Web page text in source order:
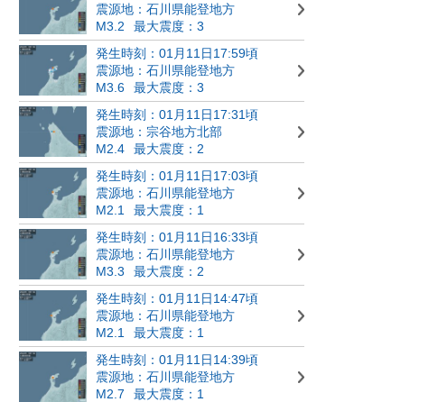
震源地：石川県能登地方
M3.2
最大震度：3
発生時刻：01月11日17:59頃
震源地：石川県能登地方
M3.6
最大震度：3
発生時刻：01月11日17:31頃
震源地：宗谷地方北部
M2.4
最大震度：2
発生時刻：01月11日17:03頃
震源地：石川県能登地方
M2.1
最大震度：1
発生時刻：01月11日16:33頃
震源地：石川県能登地方
M3.3
最大震度：2
発生時刻：01月11日14:47頃
震源地：石川県能登地方
M2.1
最大震度：1
発生時刻：01月11日14:39頃
震源地：石川県能登地方
M2.7
最大震度：1